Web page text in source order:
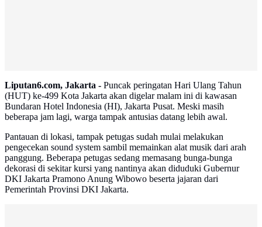
Liputan6.com, Jakarta - Puncak peringatan Hari Ulang Tahun
(HUT) ke-499 Kota Jakarta akan digelar malam ini di kawasan
Bundaran Hotel Indonesia (HI), Jakarta Pusat. Meski masih
beberapa jam lagi, warga tampak antusias datang lebih awal.
Pantauan di lokasi, tampak petugas sudah mulai melakukan
pengecekan sound system sambil memainkan alat musik dari arah
panggung. Beberapa petugas sedang memasang bunga-bunga
dekorasi di sekitar kursi yang nantinya akan diduduki Gubernur
DKI Jakarta Pramono Anung Wibowo beserta jajaran dari
Pemerintah Provinsi DKI Jakarta.